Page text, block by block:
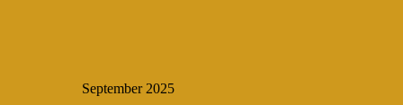
September 2025